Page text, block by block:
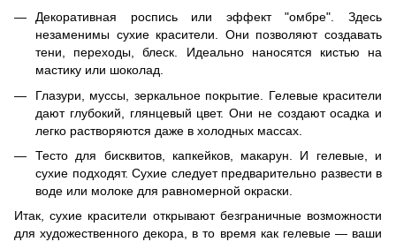
Декоративная роспись или эффект "омбре". Здесь
незаменимы сухие красители. Они позволяют создавать
тени, переходы, блеск. Идеально наносятся кистью на
мастику или шоколад.
Глазури, муссы, зеркальное покрытие. Гелевые красители
дают глубокий, глянцевый цвет. Они не создают осадка и
легко растворяются даже в холодных массах.
Тесто для бисквитов, капкейков, макарун. И гелевые, и
сухие подходят. Сухие следует предварительно развести в
воде или молоке для равномерной окраски.
Итак, сухие красители открывают безграничные возможности
для художественного декора, в то время как гелевые — ваши